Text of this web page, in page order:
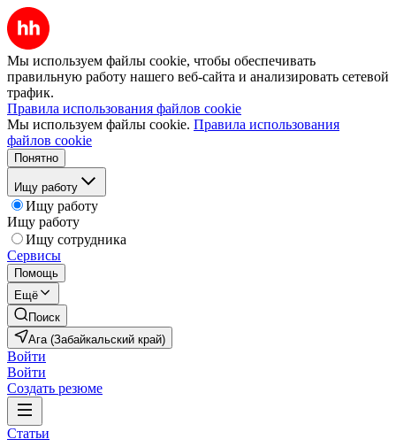
Мы используем файлы cookie, чтобы обеспечивать
правильную работу нашего веб-сайта и анализировать сетевой
трафик.
Правила использования файлов cookie
Мы используем файлы cookie. Правила использования
файлов cookie
Понятно
Ищу работу
Ищу работу
Ищу работу
Ищу сотрудника
Сервисы
Помощь
Ещё
Поиск
Ага (Забайкальский край)
Войти
Войти
Создать резюме
Статьи